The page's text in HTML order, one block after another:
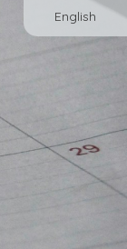
English